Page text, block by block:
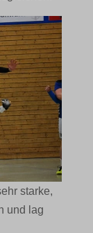
starke,
und lag